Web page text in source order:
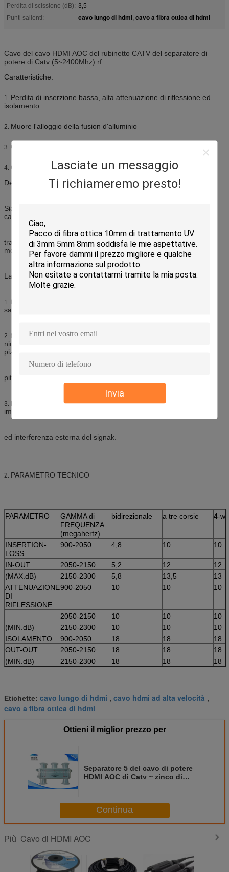
Lasciate un messaggio
Ti richiameremo presto!
Invia
Perdita di scissione (dB): 3,5
Punti salienti:
cavo lungo di hdmi, cavo a fibra ottica di hdmi
Cavo del cavo HDMI AOC del rubinetto CATV del separatore di
potere di Catv (5~2400Mhz) rf
Caratteristiche:
1. Perdita di inserzione bassa, alta attenuazione di riflessione ed
isolamento.
2. Muore l'alloggio della fusion d'alluminio
3. Gamme di frequenza di rf 5 - 1000 megahertz
4. CE, RoHS, ISO9001
Descrizioni:
Siamo nella linea di CATV in Cina, noi offriamo il separatore del
catv, amplificatore del catv, ricevitore ottico del catv,
trasmettitore ottico del catv, commutatore ottico del catv, EDFA,
modulatore del catv, Digital Equipmenhi ecc.
La nostra caratteristica del separatore di potere del catv:
1. facile installare, può soddisfare bene le richieste dei segnali
satelliti.
2. facendo uso di integrazione delle coperture della lega di zince,
nichel di superficie che elabora copertura l'uso di perforazione
pizzicato
pittura impermeabile sigillata.
3. buona prestazione e alto livello impermeabili di protezione per
impedire perdita del segnale
ed interferenza esterna del signak.
2. PARAMETRO TECNICO
PARAMETRO
GAMMA di
FREQUENZA
(megahertz)
bidirezionale a tre corsie 4-
INSERTION-
LOSS
900-2050 4,8 10 10
IN-OUT 2050-2150 5,2 12
12
(MAX.dB)
2150-2300 5,8 13,5
13
ATTENUAZIONE
DI
RIFLESSIONE
900-2050 10 10 10
2050-2150 10 10
10
(MIN.dB)
2150-2300 10 10
10
ISOLAMENTO
900-2050 18 18
18
OUT-OUT
2050-2150 18 18
18
(MIN.dB)
2150-2300 18 18 18
Etichette: cavo lungo di hdmi , cavo hdmi ad alta velocità ,
cavo a fibra ottica di hdmi
Ottieni il miglior prezzo per
Separatore 5 del cavo di potere
HDMI AOC di Catv ~ zinco di
Continua
Più Cavo di HDMI AOC